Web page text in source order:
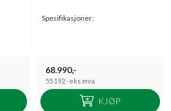
Spesifikasjoner:
68.990,-
55.192,- eks.mva
KJØP